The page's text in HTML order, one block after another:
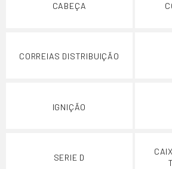
CABEÇA
CORREIAS DISTRIBUIÇÃO
IGNIÇÃO
SERIE D